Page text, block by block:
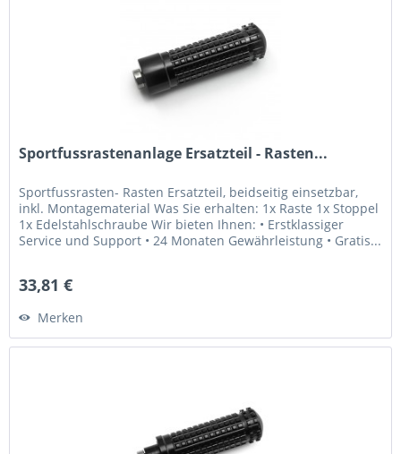
Sportfussrastenanlage Ersatzteil - Rasten...
Sportfussrasten- Rasten Ersatzteil, beidseitig einsetzbar,
inkl. Montagematerial Was Sie erhalten: 1x Raste 1x Stoppel
1x Edelstahlschraube Wir bieten Ihnen: • Erstklassiger
Service und Support • 24 Monaten Gewährleistung • Gratis...
33,81 €
Merken